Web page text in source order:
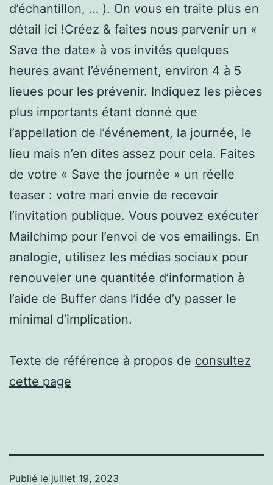
d’échantillon, … ). On vous en traite plus en
détail ici !Créez & faites nous parvenir un «
Save the date» à vos invités quelques
heures avant l’événement, environ 4 à 5
lieues pour les prévenir. Indiquez les pièces
plus importants étant donné que
l’appellation de l’événement, la journée, le
lieu mais n’en dites assez pour cela. Faites
de votre « Save the journée » un réelle
teaser : votre mari envie de recevoir
l’invitation publique. Vous pouvez exécuter
Mailchimp pour l’envoi de vos emailings. En
analogie, utilisez les médias sociaux pour
renouveler une quantitée d’information à
l’aide de Buffer dans l’idée d’y passer le
minimal d’implication.
Texte de référence à propos de consultez
cette page
Publié le juillet 19, 2023